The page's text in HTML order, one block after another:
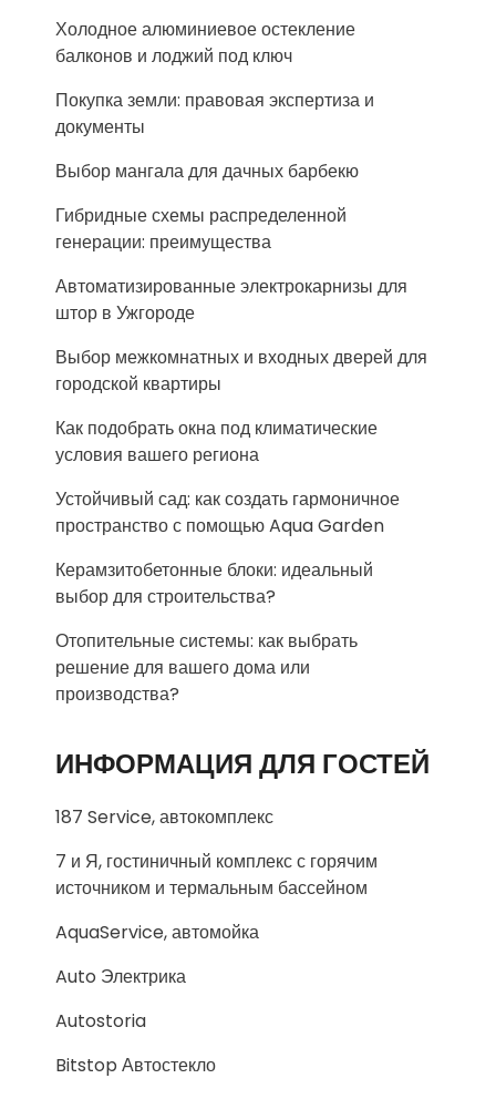
Холодное алюминиевое остекление
балконов и лоджий под ключ
Покупка земли: правовая экспертиза и
документы
Выбор мангала для дачных барбекю
Гибридные схемы распределенной
генерации: преимущества
Автоматизированные электрокарнизы для
штор в Ужгороде
Выбор межкомнатных и входных дверей для
городской квартиры
Как подобрать окна под климатические
условия вашего региона
Устойчивый сад: как создать гармоничное
пространство с помощью Aqua Garden
Керамзитобетонные блоки: идеальный
выбор для строительства?
Отопительные системы: как выбрать
решение для вашего дома или
производства?
ИНФОРМАЦИЯ ДЛЯ ГОСТЕЙ
187 Service, автокомплекс
7 и Я, гостиничный комплекс с горячим
источником и термальным бассейном
AquaService, автомойка
Auto Электрика
Autostoria
Bitstop Автостекло